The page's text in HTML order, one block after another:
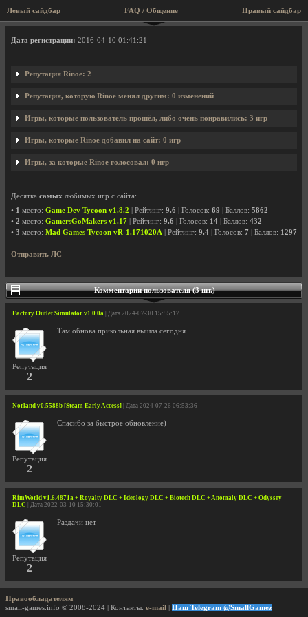
Левый сайдбар Правый сайдбар
FAQ / Общение
Профиль пользователя Rinoe
Дата регистрации: 2016-04-10 01:41:21
Репутация Rinoe: 2
Репутация, которую Rinoe менял другим: 0 изменений
Игры, которые пользователь прошёл, либо очень понравились: 3 игр
Игры, которые Rinoe добавил на сайт: 0 игр
Игры, за которые Rinoe голосовал: 0 игр
Десятка самых любимых игр с сайта:
• 1 место: Game Dev Tycoon v1.8.2 | Рейтинг: 9.6 | Голосов: 69 | Баллов: 5862
• 2 место: GamersGoMakers v1.17 | Рейтинг: 9.6 | Голосов: 14 | Баллов: 432
• 3 место: Mad Games Tycoon vR-1.171020A | Рейтинг: 9.4 | Голосов: 7 | Баллов: 1297
Отправить ЛС
Комментарии пользователя (3 шт.)
Factory Outlet Simulator v1.0.0a | Дата 2024-07-30 15:55:17
Репутация
2
Там обнова прикольная вышла сегодня
Norland v0.5588b [Steam Early Access] | Дата 2024-07-26 06:53:36
Репутация
2
Спасибо за быстрое обновление)
RimWorld v1.6.4871a + Royalty DLC + Ideology DLC + Biotech DLC + Anomaly DLC + Odyssey
DLC | Дата 2022-03-10 15:30:01
Репутация
2
Раздачи нет
Правообладателям
small-games.info © 2008-2024 | Контакты: e-mail Наш Telegram @SmallGamez